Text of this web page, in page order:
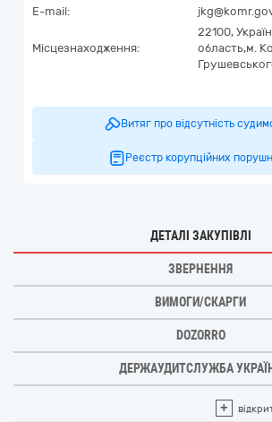
E-mail:
Місцезнаходження:
22100,
область,м.
Витяг про відсутність
Реєстр корупційних
ДЕТАЛІ ЗАКУПІВЛІ
ЗВЕРНЕННЯ
ВИМОГИ/СКАРГИ
DOZORRO
ДЕРЖАУДИТСЛУЖБА
+